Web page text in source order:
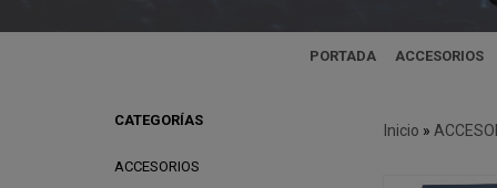
PORTADA ACCESORIOS
CATEGORÍAS
ACCESORIOS
Inicio »